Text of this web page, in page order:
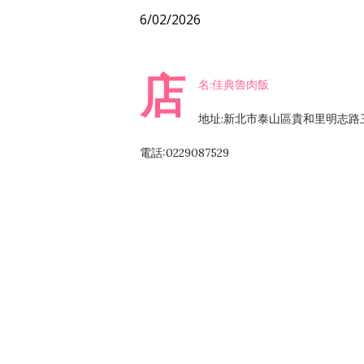
6/02/2026
店 名:佳典魯肉飯
地址:新北市泰山區貴和里明志路
電話:0229087529